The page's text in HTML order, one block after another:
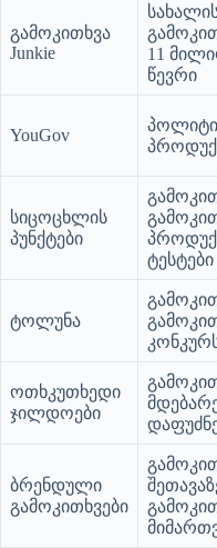
გამოკითხვა
Junkie
11
წევრი
YouGov
სიცოცხლის
პუნქტები
ტესტები
ტოლუნა
ოთხკუთხედი
ჯილდოები
ბრენდული
გამოკითხვები